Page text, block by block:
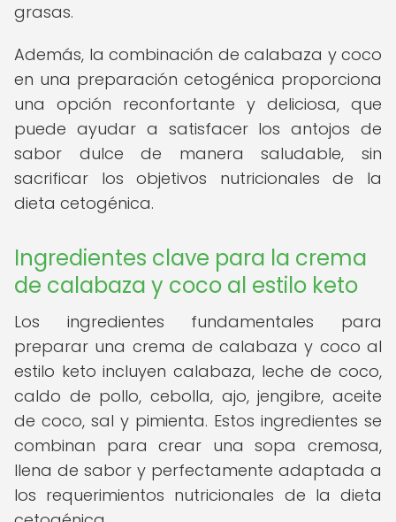
grasas.
Además, la combinación de calabaza y coco
en una preparación cetogénica proporciona
una opción reconfortante y deliciosa, que
puede ayudar a satisfacer los antojos de
sabor dulce de manera saludable, sin
sacrificar los objetivos nutricionales de la
dieta cetogénica.
Ingredientes clave para la crema
de calabaza y coco al estilo keto
Los ingredientes fundamentales para
preparar una crema de calabaza y coco al
estilo keto incluyen calabaza, leche de coco,
caldo de pollo, cebolla, ajo, jengibre, aceite
de coco, sal y pimienta. Estos ingredientes se
combinan para crear una sopa cremosa,
llena de sabor y perfectamente adaptada a
los requerimientos nutricionales de la dieta